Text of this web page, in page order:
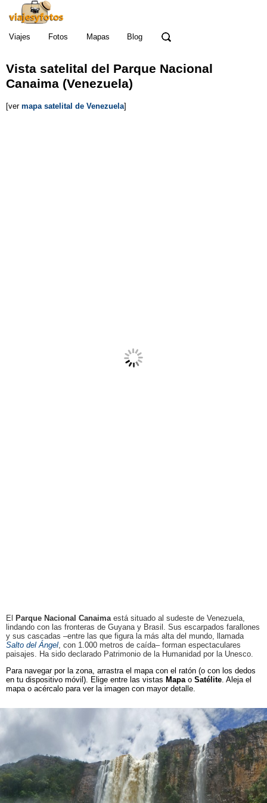
Viajes Fotos Mapas Blog
Vista satelital del Parque Nacional
Canaima (Venezuela)
[ver mapa satelital de Venezuela]
El Parque Nacional Canaimaestá situado al sudeste de Venezuela,
lindando con las fronteras de Guyana y Brasil. Sus escarpados farallones
y sus cascadas –entre las que figura la más alta del mundo, llamada
Salto del Ángel, con 1.000 metros de caída– forman espectaculares
paisajes. Ha sido declarado Patrimonio de la Humanidad por la Unesco.
Para navegar por la zona, arrastra el mapa con el ratón (o con los dedos
en tu dispositivo móvil). Elige entre las vistas Mapao Satélite. Aleja el
mapa o acércalo para ver la imagen con mayor detalle.